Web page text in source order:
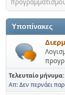
Υποπίνακες
Τελευταίο μήνυμα:
Απ: Δεν περνάει